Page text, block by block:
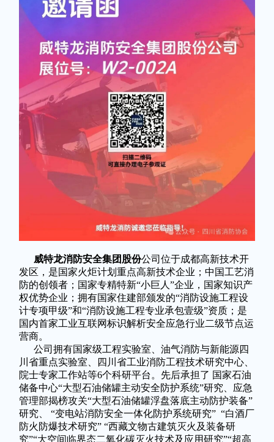
威特龙消防安全集团股份公司位于成都高新技术开
发区，是国家火炬计划重点高新技术企业；中国工艺消
防的创领者；国家专精特新“小巨人”企业，国家知识产
权优势企业；拥有国家住建部颁发的“消防设施工程设
计专项甲级”和“消防设施工程专业承包壹级”资质；是
国内首家工业互联网标识解析安全应急行业二级节点运
营商。
公司拥有国家级工程实验室、油气消防与新能源四
川省重点实验室、四川省工业消防工程技术研究中心、
院士专家工作站等6个科研平台。先后承担了 国家石油
储备中心“大型石油储罐主动安全防护系统”研究、应急
管理部揭榜攻关“大型石油储罐浮盘落底主动防护装备”
研究、 “变电站消防安全一体化防护系统研究” “白酒厂
防火防爆技术研究” “西藏文物古建筑灭火及装备研
究”“大空间临界态二氧化碳灭火技术及应用研究”“超高